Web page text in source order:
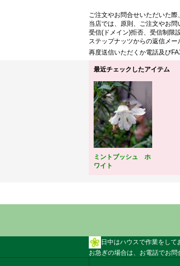
ご注文やお問合せいただいた際
当店では、原則、ご注文やお問
受信(ドメイン)拒否、受信制限
ステップナッツからの返信メー
再度送信いただくか電話及び
最近チェックしたアイテム
ミントブッシュ ホ
ワイト
日中はハウスで作業をして
お急ぎの場合は、お電話でお